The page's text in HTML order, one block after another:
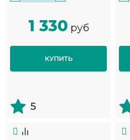
1 330 руб
КУПИТЬ
5